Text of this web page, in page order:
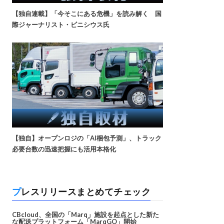
【独自連載】「今そこにある危機」を読み解く 国
際ジャーナリスト・ビニシウス氏
【独自】オープンロジの「AI梱包予測」、トラック
必要台数の迅速把握にも活用本格化
プレスリリースまとめてチェック
CBcloud、全国の「Marq」施設を起点とした新た
な配送プラットフォーム「MarqGO」開始